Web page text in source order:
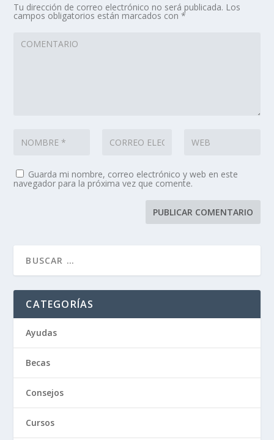
Tu dirección de correo electrónico no será publicada. Los
campos obligatorios están marcados con*
Guarda mi nombre, correo electrónico y web en este
navegador para la próxima vez que comente.
CATEGORÍAS
Ayudas
Becas
Consejos
Cursos